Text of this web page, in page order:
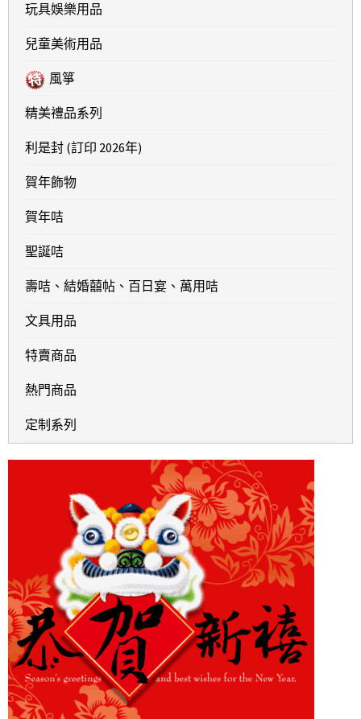
玩具娛樂用品
兒童美術用品
風箏
精美禮品系列
利是封 (訂印 2026年)
賀年飾物
賀年咭
聖誕咭
壽咭、結婚囍帖、百日宴、萬用咭
文具用品
特賣商品
熱門商品
定制系列